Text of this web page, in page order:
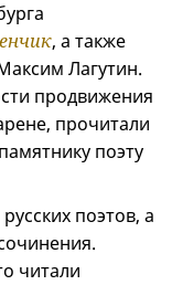
, а также
Лагутин.
продвижения
прочитали
поэту
поэтов, а
читали